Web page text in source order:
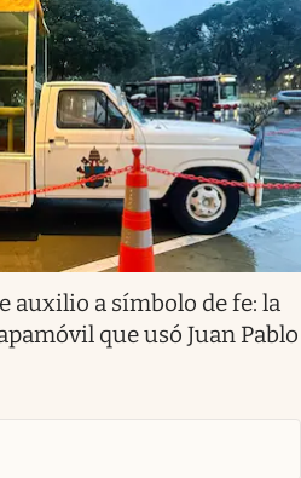
auxilio a símbolo de fe: la
que usó Juan Pablo